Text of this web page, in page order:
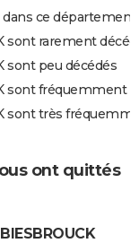
ce département
sont rarement
sont peu décédés
sont fréquemment
sont très
ont quittés